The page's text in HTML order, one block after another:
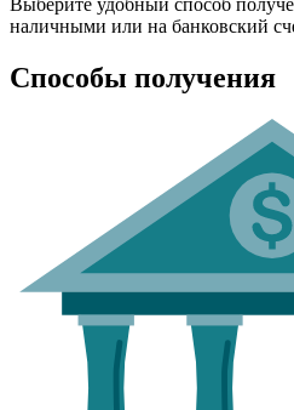
Выберите удобный способ
наличными или на банковский
Способы получения